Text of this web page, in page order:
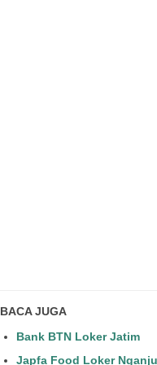
BACA JUGA
Bank BTN Loker Jatim
Japfa Food Loker